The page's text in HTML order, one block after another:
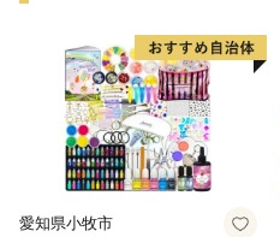
愛知県小牧市